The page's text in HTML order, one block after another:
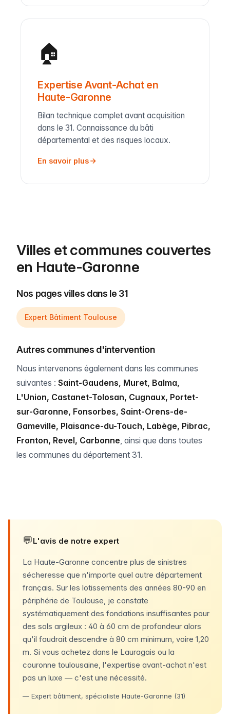
🏠
Expertise Avant-Achat en
Haute-Garonne
Bilan technique complet avant acquisition
dans le 31. Connaissance du bâti
départemental et des risques locaux.
En savoir plus
Villes et communes couvertes
en Haute-Garonne
Nos pages villes dans le 31
Expert Bâtiment Toulouse
Autres communes d'intervention
Nous intervenons également dans les communes
suivantes : Saint-Gaudens, Muret, Balma,
L'Union, Castanet-Tolosan, Cugnaux, Portet-
sur-Garonne, Fonsorbes, Saint-Orens-de-
Gameville, Plaisance-du-Touch, Labège, Pibrac,
Fronton, Revel, Carbonne, ainsi que dans toutes
les communes du département 31.
💬L'avis de notre expert
La Haute-Garonne concentre plus de sinistres
sécheresse que n'importe quel autre département
français. Sur les lotissements des années 80-90 en
périphérie de Toulouse, je constate
systématiquement des fondations insuffisantes pour
des sols argileux : 40 à 60 cm de profondeur alors
qu'il faudrait descendre à 80 cm minimum, voire 1,20
m. Si vous achetez dans le Lauragais ou la
couronne toulousaine, l'expertise avant-achat n'est
pas un luxe — c'est une nécessité.
— Expert bâtiment, spécialiste Haute-Garonne (31)